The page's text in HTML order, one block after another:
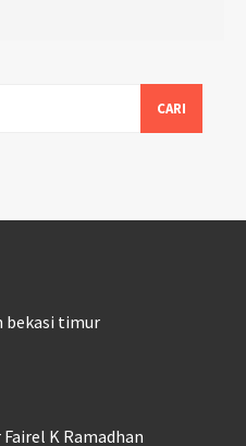
bekasi timur
K Ramadhan